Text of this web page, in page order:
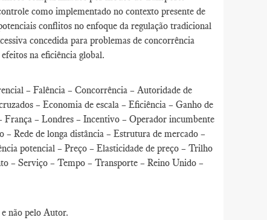
como implementado no contexto presente de
conflitos no enfoque da regulação tradicional
concedida para problemas de concorrência
na eficiência global.
– Falência – Concorrência – Autoridade de
– Economia de escala – Eficiência – Ganho de
– Londres – Incentivo – Operador incumbente
Rede de longa distância – Estrutura de mercado –
potencial – Preço – Elasticidade de preço – Trilho
– Serviço – Tempo – Transporte – Reino Unido –
não pelo Autor.